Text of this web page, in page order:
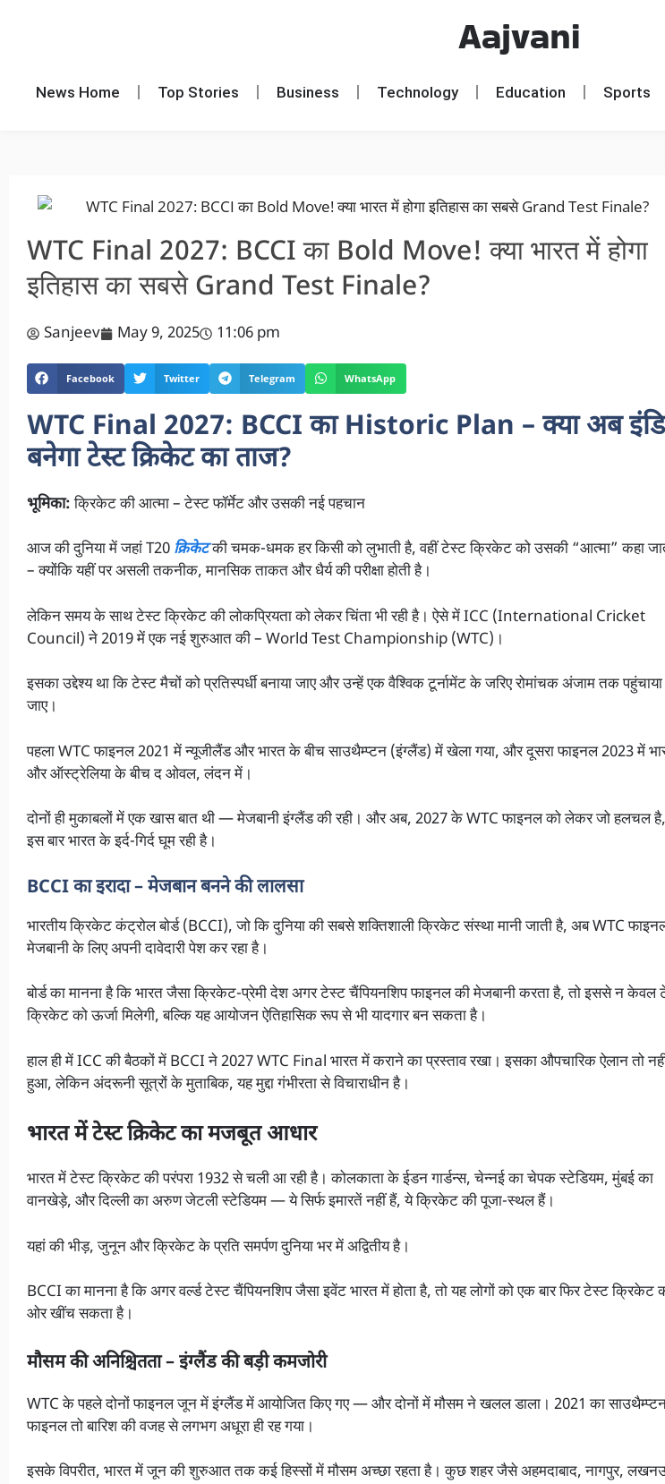
Aajvani
News Home Top Stories Business Technology Education Sports
WTC Final 2027: BCCI का Bold Move! क्या भारत में होगा
इतिहास का सबसे Grand Test Finale?
Sanjeev May 9, 2025 11:06 pm
Facebook Twitter Telegram WhatsApp
WTC Final 2027: BCCI का Historic Plan – क्या अब
बनेगा टेस्ट क्रिकेट का ताज?
भूमिका:क्रिकेट की आत्मा – टेस्ट फॉर्मेट और उसकी नई पहचान
आज की दुनिया में जहां T20 क्रिकेटकी चमक-धमक हर किसी को लुभाती है, वहीं टेस्ट क्रिकेट को उसकी “आत्मा” कहा
– क्योंकि यहीं पर असली तकनीक, मानसिक ताकत और धैर्य की परीक्षा होती है।
लेकिन समय के साथ टेस्ट क्रिकेट की लोकप्रियता को लेकर चिंता भी रही है। ऐसे में ICC (International Cricket
Council) ने 2019 में एक नई शुरुआत की – World Test Championship (WTC)।
इसका उद्देश्य था कि टेस्ट मैचों को प्रतिस्पर्धी बनाया जाए और उन्हें एक वैश्विक टूर्नामेंट के जरिए रोमांचक अंजाम तक पहुंचाया
जाए।
पहला WTC फाइनल 2021 में न्यूजीलैंड और भारत के बीच साउथैम्प्टन (इंग्लैंड) में खेला गया, और दूसरा फाइनल 2023 में
और ऑस्ट्रेलिया के बीच द ओवल, लंदन में।
दोनों ही मुकाबलों में एक खास बात थी — मेजबानी इंग्लैंड की रही। और अब, 2027 के WTC फाइनल को लेकर जो हलचल
इस बार भारत के इर्द-गिर्द घूम रही है।
BCCI का इरादा – मेजबान बनने की लालसा
भारतीय क्रिकेट कंट्रोल बोर्ड (BCCI), जो कि दुनिया की सबसे शक्तिशाली क्रिकेट संस्था मानी जाती है, अब WTC
मेजबानी के लिए अपनी दावेदारी पेश कर रहा है।
बोर्ड का मानना है कि भारत जैसा क्रिकेट-प्रेमी देश अगर टेस्ट चैंपियनशिप फाइनल की मेजबानी करता है, तो इससे न केवल
क्रिकेट को ऊर्जा मिलेगी, बल्कि यह आयोजन ऐतिहासिक रूप से भी यादगार बन सकता है।
हाल ही में ICC की बैठकों में BCCI ने 2027 WTC Final भारत में कराने का प्रस्ताव रखा। इसका औपचारिक ऐलान तो
हुआ, लेकिन अंदरूनी सूत्रों के मुताबिक, यह मुद्दा गंभीरता से विचाराधीन है।
भारत में टेस्ट क्रिकेट का मजबूत आधार
भारत में टेस्ट क्रिकेट की परंपरा 1932 से चली आ रही है। कोलकाता के ईडन गार्डन्स, चेन्नई का चेपक स्टेडियम, मुंबई का
वानखेड़े, और दिल्ली का अरुण जेटली स्टेडियम — ये सिर्फ इमारतें नहीं हैं, ये क्रिकेट की पूजा-स्थल हैं।
यहां की भीड़, जुनून और क्रिकेट के प्रति समर्पण दुनिया भर में अद्वितीय है।
BCCI का मानना है कि अगर वर्ल्ड टेस्ट चैंपियनशिप जैसा इवेंट भारत में होता है, तो यह लोगों को एक बार फिर टेस्ट क्रिकेट
ओर खींच सकता है।
मौसम की अनिश्चितता – इंग्लैंड की बड़ी कमजोरी
WTC के पहले दोनों फाइनल जून में इंग्लैंड में आयोजित किए गए — और दोनों में मौसम ने खलल डाला। 2021 का
फाइनल तो बारिश की वजह से लगभग अधूरा ही रह गया।
इसके विपरीत, भारत में जून की शुरुआत तक कई हिस्सों में मौसम अच्छा रहता है। कुछ शहर जैसे अहमदाबाद, नागपुर,